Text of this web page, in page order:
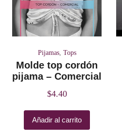
Pijamas, Tops
Molde top cordón
pijama – Comercial
$4.40
Añadir al carrito